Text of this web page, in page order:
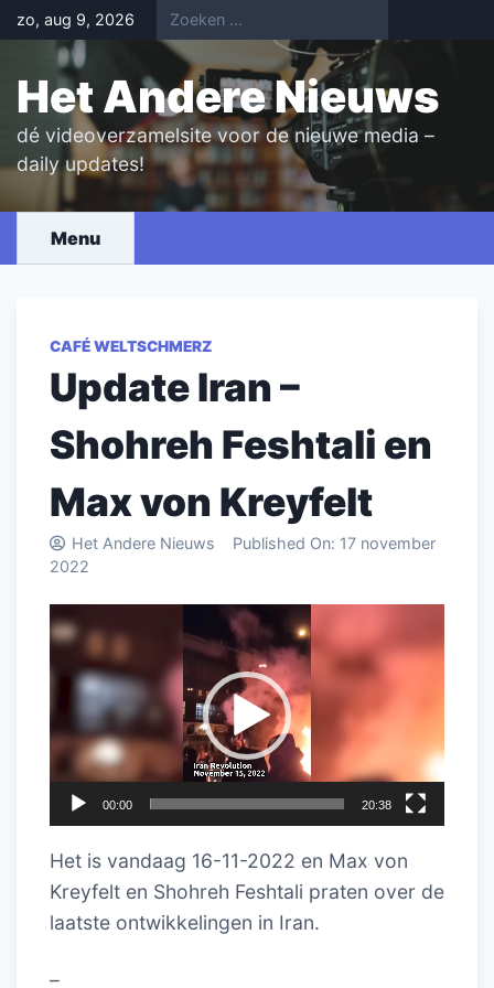
Skip
to
content
zo, aug 9, 2026
Het Andere Nieuws
dé videoverzamelsite voor de nieuwe media –
daily updates!
Menu
CAFÉ WELTSCHMERZ
Update Iran –
Shohreh Feshtali en
Max von Kreyfelt
Het Andere Nieuws Published On: 17 november
2022
Videospeler
00:00 20:38
Het is vandaag 16-11-2022 en Max von
Kreyfelt en Shohreh Feshtali praten over de
laatste ontwikkelingen in Iran.
–